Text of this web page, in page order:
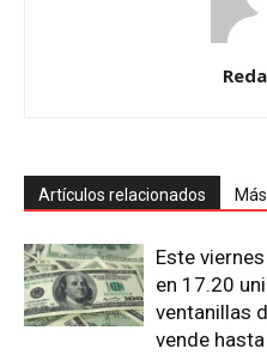
Artículos relacionados
Este
en 17.20
ventanillas
vende hasta